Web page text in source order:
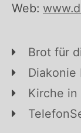
Web:
Brot für
Diakonie
Kirche in